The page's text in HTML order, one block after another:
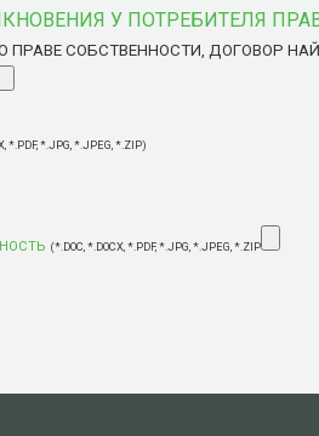
У ПОТРЕБИТЕЛЯ
СОБСТВЕННОСТИ, ДОГОВОР
*.JPG, *.JPEG, *.ZIP)
(*.DOC, *.DOCX, *.PDF, *.JPG, *.JPEG, *.ZIP